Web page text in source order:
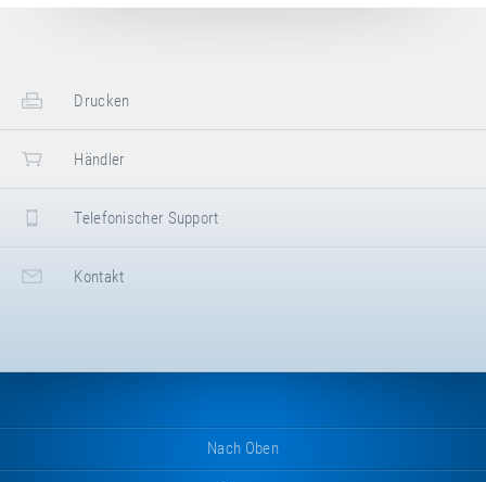
Drucken
Händler
Telefonischer Support
Kontakt
Nach Oben